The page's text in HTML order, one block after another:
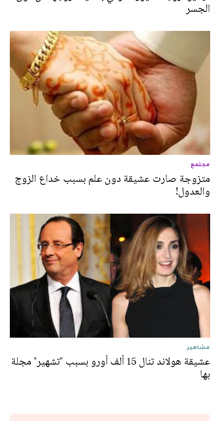
الجسر
مجتمع
متزوجة صارت عشيقة دون علم بسبب خداع الزوج
والعدول!
مشاهير
عشيقة هولاند تنال 15 ألف أورو بسبب "تشهير" مجلة
بها